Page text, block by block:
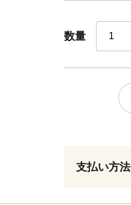
数量
支払い方法